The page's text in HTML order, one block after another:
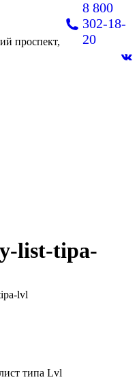
проспект,
8 800
302-18-
20
list-tipa-
lvl
типа Lvl